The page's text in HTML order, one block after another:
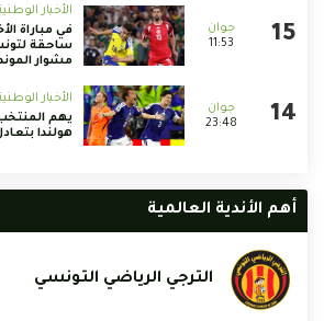
11:53
الأخبار
في مباراة
ساحقة
مشوار
23:48
الأخبار
يهم
هولندا
أهم الأندية العالمية
الترجي الرياضي التونسي